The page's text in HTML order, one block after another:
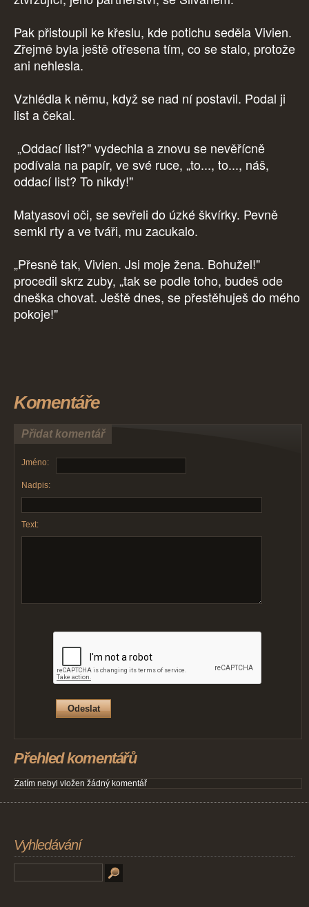
Pak přistoupil ke křeslu, kde potichu seděla Vivien.
Zřejmě byla ještě otřesena tím, co se stalo, protože
ani nehlesla.
Vzhlédla k němu, když se nad ní postavil. Podal ji
list a čekal.
„Oddací list?" vydechla a znovu se nevěřícně
podívala na papír, ve své ruce, „to..., to..., náš,
oddací list? To nikdy!"
Matyasovi oči, se sevřeli do úzké škvírky. Pevně
semkl rty a ve tváři, mu zacukalo.
„Přesně tak, Vivien. Jsi moje žena. Bohužel!"
procedil skrz zuby, „tak se podle toho, budeš ode
dneška chovat. Ještě dnes, se přestěhuješ do mého
pokoje!"
Komentáře
Přidat komentář
Jméno:
Nadpis:
Text:
Přehled komentářů
Zatím nebyl vložen žádný komentář
Vyhledávání